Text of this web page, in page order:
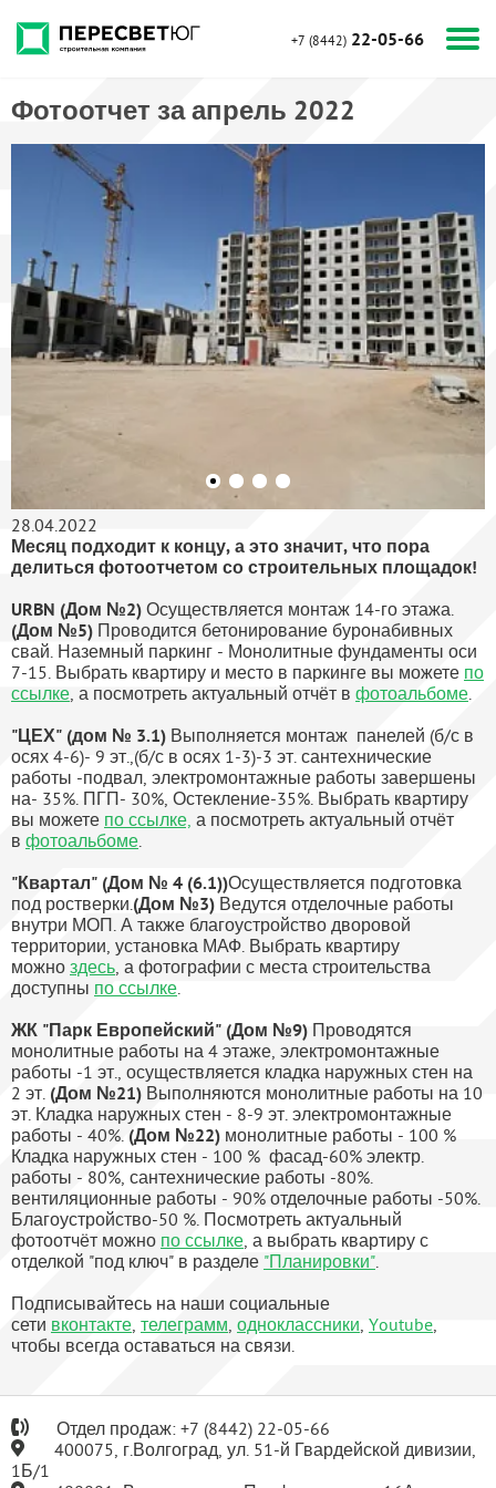
+7 (8442) 22-05-66
Фотоотчет за апрель 2022
28.04.2022
Месяц подходит к концу, а это значит, что пора
делиться фотоотчетом со строительных площадок!
URBN (Дом №2) Осуществляется монтаж 14-го этажа.
(Дом №5) Проводится бетонирование буронабивных
свай. Наземный паркинг - Монолитные фундаменты оси
7-15. Выбрать квартиру и место в паркинге вы можете по
ссылке, а посмотреть актуальный отчёт в фотоальбоме.
"ЦЕХ" (дом № 3.1) Выполняется монтаж панелей (б/с в
осях 4-6)- 9 эт.,(б/с в осях 1-3)-3 эт. сантехнические
работы -подвал, электромонтажные работы завершены
на- 35%. ПГП- 30%, Остекление-35%. Выбрать квартиру
вы можете по ссылке, а посмотреть актуальный отчёт
в фотоальбоме.
"Квартал" (Дом № 4 (6.1))Осуществляется подготовка
под ростверки.(Дом №3) Ведутся отделочные работы
внутри МОП. А также благоустройство дворовой
территории, установка МАФ. Выбрать квартиру
можно здесь, а фотографии с места строительства
доступны по ссылке.
ЖК "Парк Европейский" (Дом №9) Проводятся
монолитные работы на 4 этаже, электромонтажные
работы -1 эт., осуществляется кладка наружных стен на
2 эт. (Дом №21) Выполняются монолитные работы на 10
эт. Кладка наружных стен - 8-9 эт. электромонтажные
работы - 40%. (Дом №22) монолитные работы - 100 %
Кладка наружных стен - 100 % фасад-60% электр.
работы - 80%, сантехнические работы -80%.
вентиляционные работы - 90% отделочные работы -50%.
Благоустройство-50 %. Посмотреть актуальный
фотоотчёт можно по ссылке, а выбрать квартиру с
отделкой "под ключ" в разделе "Планировки".
Подписывайтесь на наши социальные
сети вконтакте, телеграмм, одноклассники, Youtube,
чтобы всегда оставаться на связи.
Отдел продаж: +7 (8442) 22-05-66
400075, г.Волгоград, ул. 51-й Гвардейской дивизии,
1Б/1